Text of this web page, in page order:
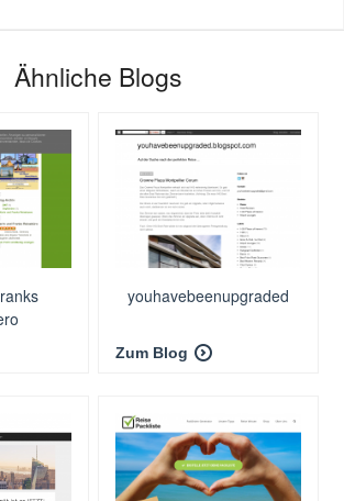
Ähnliche Blogs
youhavebeenupgraded
Zum Blog